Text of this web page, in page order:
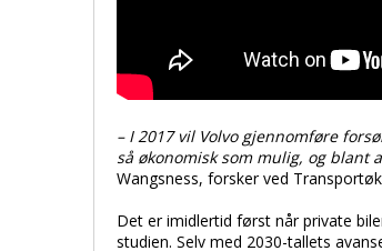
– I 2017 vil Volvo gjennomføre
så økonomisk som mulig, og blant
Wangsness, forsker ved
Det er imidlertid først når private
studien. Selv med 2030-tallets